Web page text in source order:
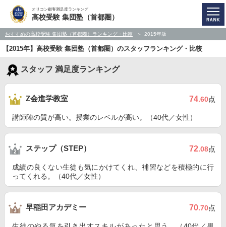
オリコン顧客満足度ランキング
高校受験 集団塾（首都圏）
おすすめの高校受験 集団塾（首都圏）ランキング・比較 2015年版
【2015年】高校受験 集団塾（首都圏）のスタッフランキング・比較
スタッフ 満足度ランキング
Z会進学教室 74.60点
講師陣の質が高い。授業のレベルが高い。（40代／女性）
ステップ（STEP） 72.08点
成績の良くない生徒も気にかけてくれ、補習などを積極的に行
ってくれる。（40代／女性）
早稲田アカデミー 70.70点